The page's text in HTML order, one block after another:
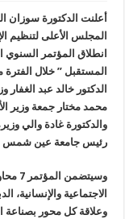
أعلنت الدكتورة سوزان
المجلس الأعلى لتنظيم
انطلاق المؤتمر السنوي
الدكتور خالد عبد الغفار
محمد مختار جمعة وزير
والدكتورة غادة والي
رئيس جامعة عين شمس
الاجتماعية والإنسانية،
وعلاقة كل محور بصناعة